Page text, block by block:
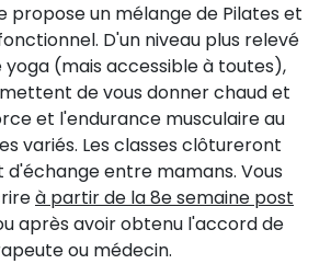
propose un mélange de Pilates et
D'un niveau plus relevé
yoga (mais accessible à toutes),
de vous donner chaud et
et l'endurance musculaire au
variés. Les classes clôtureront
entre mamans. Vous
à partir de la 8e semaine post
après avoir obtenu l'accord de
ou médecin.